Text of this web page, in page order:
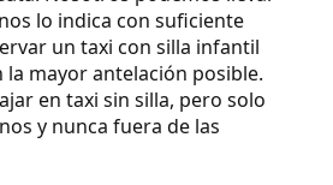
lo indica con suficiente
un taxi con silla infantil
mayor antelación posible.
en taxi sin silla, pero solo
y nunca fuera de las